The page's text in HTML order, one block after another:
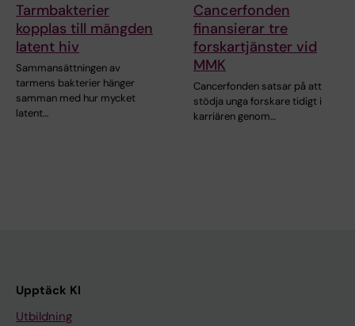
Tarmbakterier
kopplas till mängden
latent hiv
Sammansättningen av
tarmens bakterier hänger
samman med hur mycket
latent…
Cancerfonden
finansierar tre
forskartjänster vid
MMK
Cancerfonden satsar på att
stödja unga forskare tidigt i
karriären genom…
Upptäck KI
Utbildning